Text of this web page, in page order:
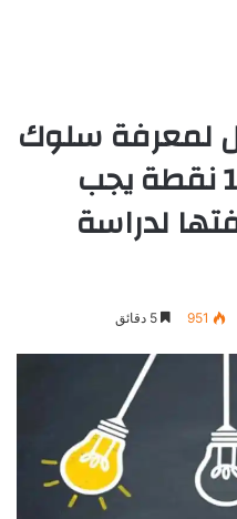
الشامل لمعرفة سلوك
المستهلك | أهم 15 نقطة يجب
لدراسة
951